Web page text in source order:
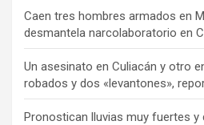
Caen tres hombres armados en
desmantela narcolaboratorio en
Un asesinato en Culiacán y otro
robados y dos «levantones»,
Pronostican lluvias muy fuertes